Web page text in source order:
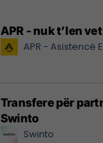
APR - nuk t’len
APR - Asistencë
Transfere për
Swinto
Swinto